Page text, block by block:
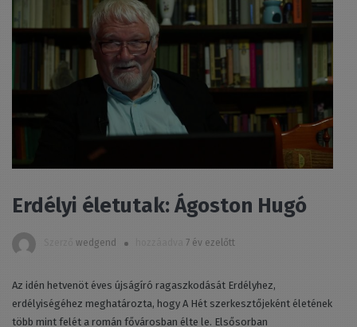
Erdélyi életutak: Ágoston Hugó
wedgend 7 év ezelőtt
Az idén hetvenöt éves újságíró ragaszkodását Erdélyhez,
erdélyiségéhez meghatározta, hogy A Hét szerkesztőjeként életének
több mint felét a román fővárosban élte le. Elsősorban